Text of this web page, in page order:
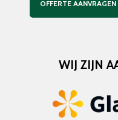
OFFERTE AANVRAGEN
WIJ ZIJN